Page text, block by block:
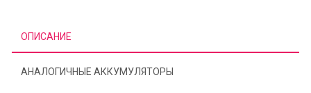
ОПИСАНИЕ
АНАЛОГИЧНЫЕ АККУМУЛЯТОРЫ